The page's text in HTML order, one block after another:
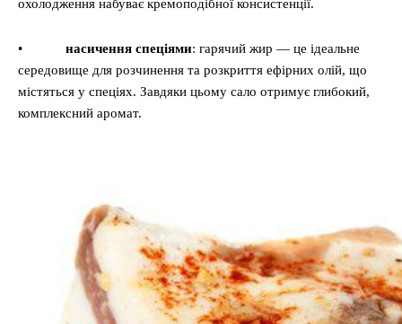
охолодження набуває кремоподібної консистенції.
• насичення спеціями: гарячий жир — це ідеальне
середовище для розчинення та розкриття ефірних олій, що
містяться у спеціях. Завдяки цьому сало отримує глибокий,
комплексний аромат.